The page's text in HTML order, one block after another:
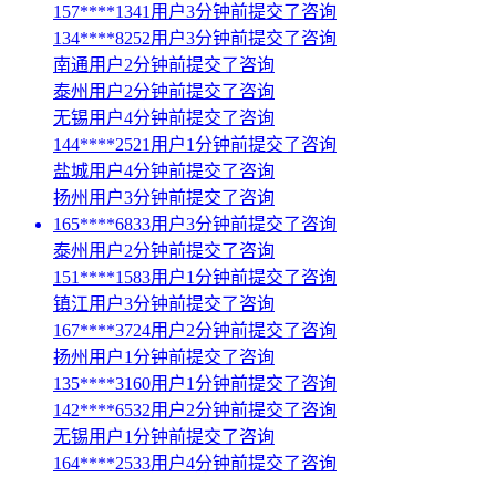
157****1341用户3分钟前提交了咨询
134****8252用户3分钟前提交了咨询
南通用户2分钟前提交了咨询
泰州用户2分钟前提交了咨询
无锡用户4分钟前提交了咨询
144****2521用户1分钟前提交了咨询
盐城用户4分钟前提交了咨询
扬州用户3分钟前提交了咨询
165****6833用户3分钟前提交了咨询
泰州用户2分钟前提交了咨询
151****1583用户1分钟前提交了咨询
镇江用户3分钟前提交了咨询
167****3724用户2分钟前提交了咨询
扬州用户1分钟前提交了咨询
135****3160用户1分钟前提交了咨询
142****6532用户2分钟前提交了咨询
无锡用户1分钟前提交了咨询
164****2533用户4分钟前提交了咨询